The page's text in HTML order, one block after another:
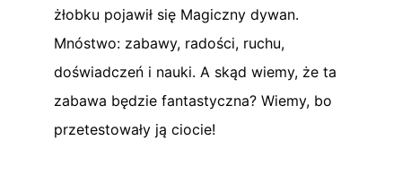
żłobku pojawił się Magiczny dywan.
Mnóstwo: zabawy, radości, ruchu,
doświadczeń i nauki. A skąd wiemy, że ta
zabawa będzie fantastyczna? Wiemy, bo
przetestowały ją ciocie!